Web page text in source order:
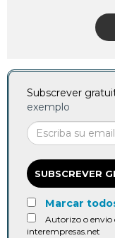
Subscrever
exemplo
SUBSCREVER
Marcar
Autorizo o envio
interempresas.net